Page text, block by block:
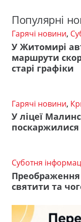
Популярні
Гарячі новини,
У Житомирі
маршрути
старі графіки
Гарячі новини,
У ліцеї
поскаржилися
Суботня
святити та